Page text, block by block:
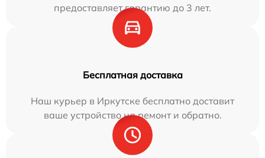
предоставляет гарантию до 3 лет.
Бесплатная доставка
Наш курьер в Иркутске бесплатно доставит
ваше устройство на ремонт и обратно.